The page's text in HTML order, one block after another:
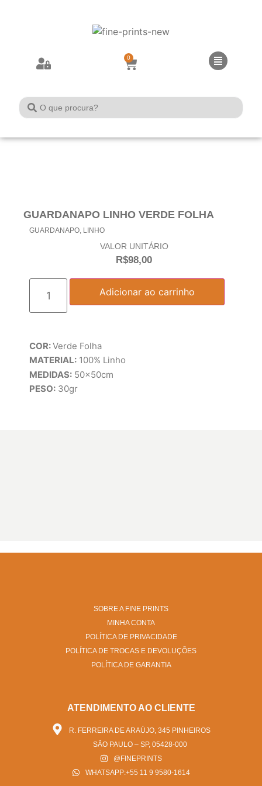
0
GUARDANAPO LINHO VERDE FOLHA
GUARDANAPO LINHO
VALOR UNITÁRIO
R$98,00
Adicionar ao carrinho
COR:Verde Folha
MATERIAL: 100% Linho
MEDIDAS: 50x50cm
PESO: 30gr
SOBRE A FINE PRINTS
MINHA CONTA
POLÍTICA DE PRIVACIDADE
POLÍTICA DE TROCAS E DEVOLUÇÕES
POLÍTICA DE GARANTIA
ATENDIMENTO AO CLIENTE
R. FERREIRA DE ARAÚJO, 345 PINHEIROS
SÃO PAULO – SP, 05428-000
@FINEPRINTS
WHATSAPP:+55 11 9 9580-1614